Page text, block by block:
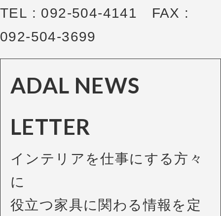
TEL : 092-504-4141 FAX :
092-504-3699
ADAL NEWS
LETTER
インテリアを仕事にする方々
に
役立つ家具に関わる情報を定